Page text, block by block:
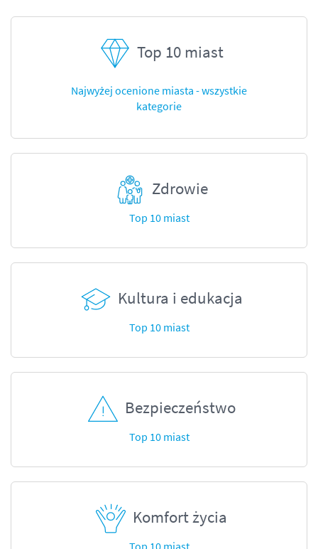
Top 10 miast
Najwyżej ocenione miasta - wszystkie
kategorie
Zdrowie
Top 10 miast
Kultura i edukacja
Top 10 miast
Bezpieczeństwo
Top 10 miast
Komfort życia